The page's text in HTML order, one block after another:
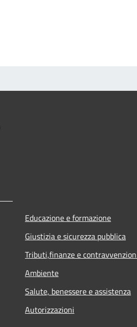
Educazione e formazione
Giustizia e sicurezza pubblica
Tributi,finanze e
Ambiente
Salute, benessere e assistenza
Autorizzazioni